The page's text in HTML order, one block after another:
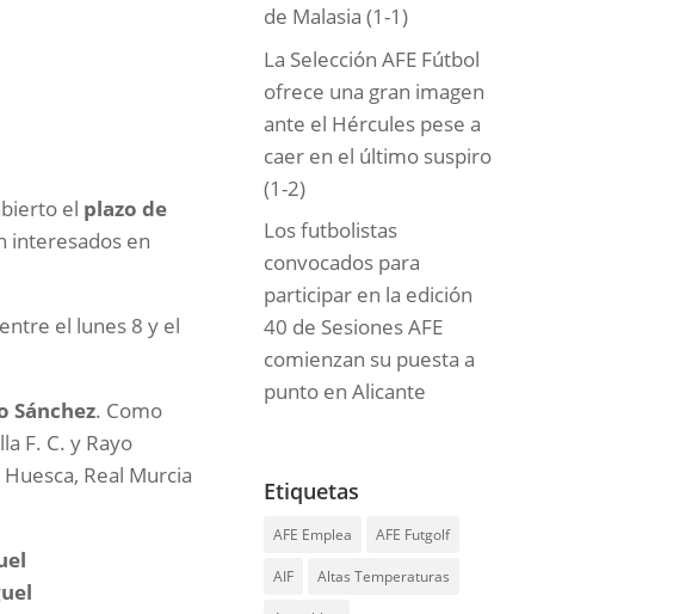
el plazo de
interesados en
el lunes 8 y el
Sánchez. Como
F. C. y Rayo
Real Murcia
de Malasia (1-1)
La Selección AFE Fútbol
ofrece una gran imagen
ante el Hércules pese a
caer en el último suspiro
(1-2)
Los futbolistas
convocados para
participar en la edición
40 de Sesiones AFE
comienzan su puesta a
punto en Alicante
Etiquetas
AFE Emplea AFE Futgolf
AIF Altas Temperaturas